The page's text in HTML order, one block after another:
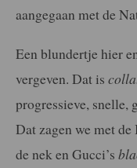
aangegaan met de
Een blundertje hier
vergeven. Dat is
progressieve, snelle,
Dat zagen we met
de nek en Gucci’s